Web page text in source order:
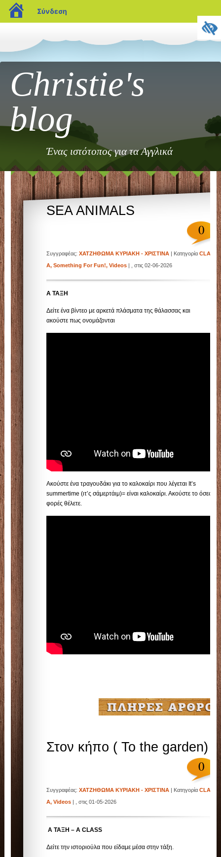
blogs.sch.gr
Σύνδεση
Christie's
blog
Ένας ιστότοπος για τα Αγγλικά
SEA ANIMALS
0
Συγγραφέας:ΧΑΤΖΗΘΩΜΑ ΚΥΡΙΑΚΗ - ΧΡΙΣΤΙΝΑ | ΚατηγορίαCLASS
A,Something For Fun!,Videos | , στις 02-06-2026
Α ΤΑΞΗ
Δείτε ένα βίντεο με αρκετά πλάσματα της θάλασσας και
ακούστε πως ονομάζονται
Ακούστε ένα τραγουδάκι για το καλοκαίρι που λέγεται It’s
summertime (ιτ’ς σάμερτάιμ)= είναι καλοκαίρι. Ακούστε το όσες
φορές θέλετε.
Στον κήπο ( To the garden)
0
Συγγραφέας:ΧΑΤΖΗΘΩΜΑ ΚΥΡΙΑΚΗ - ΧΡΙΣΤΙΝΑ | ΚατηγορίαCLASS
A,Videos | , στις 01-05-2026
Α ΤΑΞΗ – A CLASS
Δείτε την ιστοριούλα που είδαμε μέσα στην τάξη.